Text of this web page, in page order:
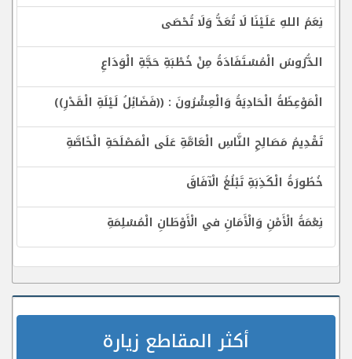
نِعَمُ اللهِ عَلَيْنَا لَا تُعَدُّ وَلَا تُحْصَى
الدُّرُوسُ الْمُسْتَفَادَةُ مِنْ خُطْبَةِ حَجَّةِ الْوَدَاعِ
الْمَوْعِظَةُ الْحَادِيَةُ وَالْعِشْرُونَ : ((فَضَائِلُ لَيْلَةِ الْقَدْرِ))
تَقْدِيمُ مَصَالِحِ النَّاسِ الْعَامَّةِ عَلَى الْمَصْلَحَةِ الْخَاصَّةِ
خُطُورَةُ الْكَذِبَةِ تَبْلُغُ الْآفَاقَ
نِعْمَةُ الْأَمْنِ وَالْأَمَانِ في الْأَوْطَانِ الْمُسْلِمَةِ
أكثر المقاطع زيارة